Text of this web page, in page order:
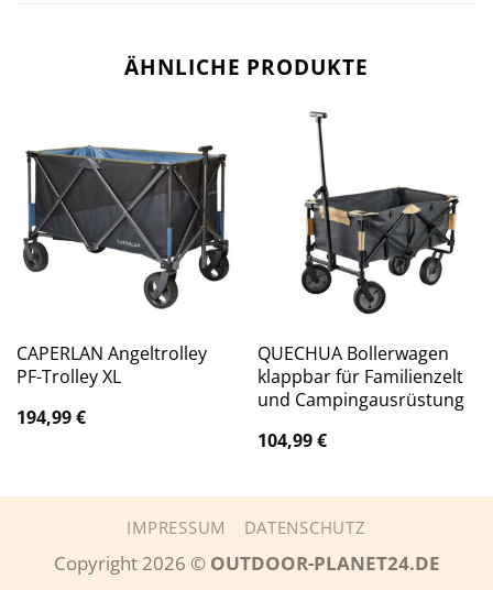
ÄHNLICHE PRODUKTE
CAPERLAN Angeltrolley
PF-Trolley XL
194,99€
QUECHUA Bollerwagen
klappbar für Familienzelt
und Campingausrüstung
104,99€
IMPRESSUM DATENSCHUTZ
Copyright 2026 © OUTDOOR-PLANET24.DE